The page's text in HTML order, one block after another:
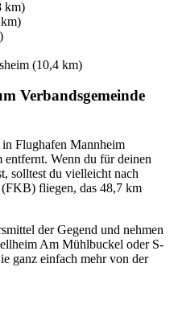
km)
(10,4 km)
Verbandsgemeinde
Flughafen Mannheim
Wenn du für deinen
solltest du vielleicht nach
fliegen, das 48,7 km
der Gegend und nehmen
Am Mühlbuckel oder S-
ganz einfach mehr von der